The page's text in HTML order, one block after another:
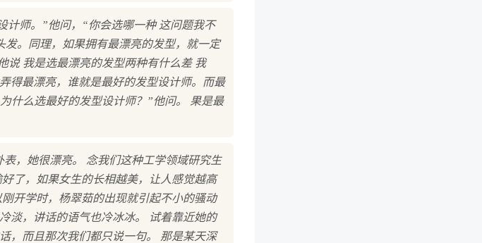
计师。”他问，“你会选哪一种 这问题我不
。同理，如果拥有最漂亮的发型，就一定
我是选最漂亮的发型两种有什么差 我
得最漂亮，谁就是最好的发型设计师。而最
什么选最好的发型设计师？”他问。 果是最
，她很漂亮。 念我们这种工学领域研究生
了，如果女生的长相越美，让人感觉越高
开学时，杨翠茹的出现就引起不小的骚动
淡，讲话的语气也冷冰冰。 试着靠近她的
，而且那次我们都只说一句。 那是某天深